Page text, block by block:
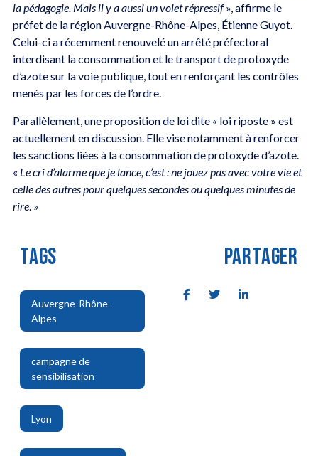
la pédagogie. Mais il y a aussi un volet répressif», affirme le
préfet de la région Auvergne-Rhône-Alpes, Étienne Guyot.
Celui-ci a récemment renouvelé un arrêté préfectoral
interdisant la consommation et le transport de protoxyde
d’azote sur la voie publique, tout en renforçant les contrôles
menés par les forces de l’ordre.
Parallèlement, une proposition de loi dite « loi riposte » est
actuellement en discussion. Elle vise notamment à renforcer
les sanctions liées à la consommation de protoxyde d’azote.
« Le cri d’alarme que je lance, c’est : ne jouez pas avec votre vie et
celle des autres pour quelques secondes ou quelques minutes de
rire. »
TAGS
Auvergne-Rhône-
Alpes
,
campagne de
sensibilisation
,
Lyon
,
PARTAGER